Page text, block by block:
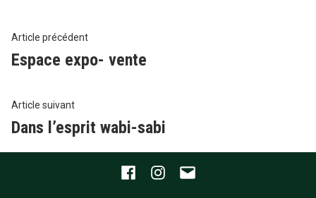
Navigation
de
l’article
Article précédentArticle
précédent :
Espace expo- vente
Article suivantArticle
suivant
:
Dans l’esprit wabi-sabi
FacebookInstagram
Email